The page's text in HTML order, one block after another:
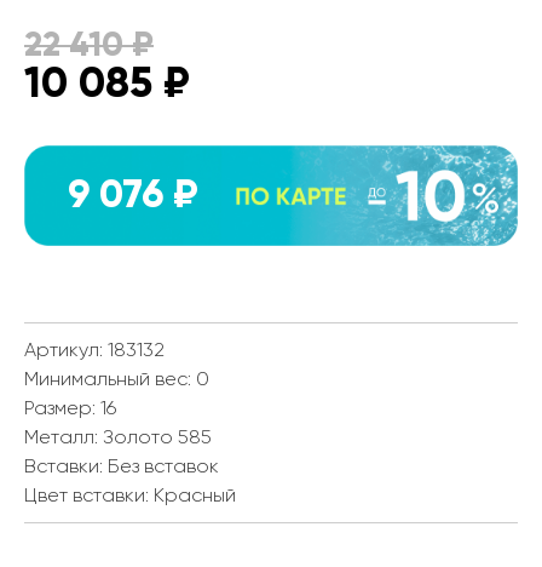
22 410₽
10 085 ₽
9 076 ₽
Артикул: 183132
Минимальный вес: 0
Размер: 16
Металл: Золото 585
Вставки: Без вставок
Цвет вставки: Красный